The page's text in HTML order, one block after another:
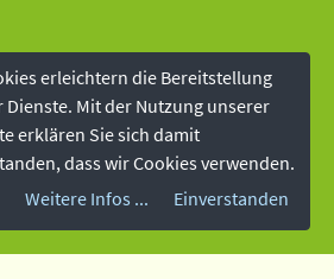
erleichtern die Bereitstellung
Dienste. Mit der Nutzung unserer
erklären Sie sich damit
dass wir Cookies verwenden.
Weitere Infos ...
Einverstanden